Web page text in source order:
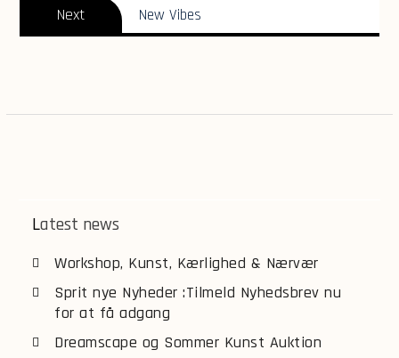
Next
post:
New Vibes
Latest news
Workshop, Kunst, Kærlighed & Nærvær
Sprit nye Nyheder :Tilmeld Nyhedsbrev nu
for at få adgang
Dreamscape og Sommer Kunst Auktion